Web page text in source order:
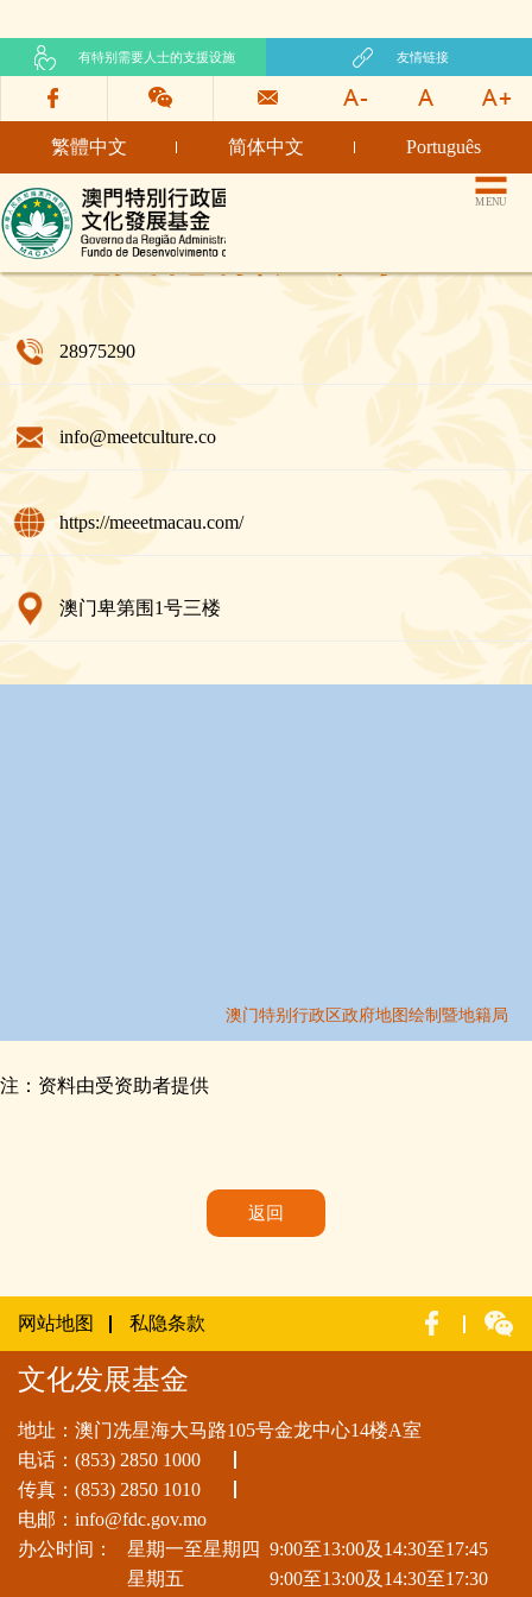
有特别需要人士的支援设施 友情链接
繁體中文 简体中文 Português
文化发展基金网页 MENU
遇见文化有限公司
28975290
info@meetculture.co
https://meeetmacau.com/
澳门卑第围1号三楼
注：资料由受资助者提供
返回
网站地图 私隐条款
文化发展基金
地址：澳门冼星海大马路105号金龙中心14楼A室
电话： (853) 2850 1000
传真：(853) 2850 1010
电邮： info@fdc.gov.mo
办公时间： 星期一至星期四 9:00至13:00及14:30至17:45
星期五
9:00至13:00及14:30至17:30